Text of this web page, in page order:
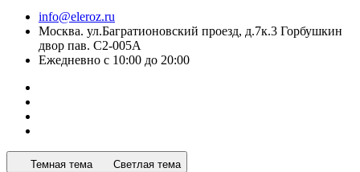
info@eleroz.ru
Москва. ул.Багратионовский проезд, д.7к.3 Горбушкин
двор пав. C2-005A
Ежедневно с 10:00 до 20:00
Темная тема Светлая тема